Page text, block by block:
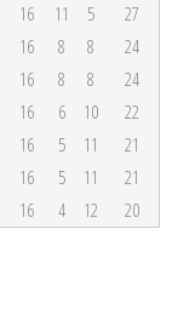
16 11 5
27
16 8 8
24
16 8 8
24
16 6 10
22
16 5 11
21
16 5 11
21
16 4 12 20